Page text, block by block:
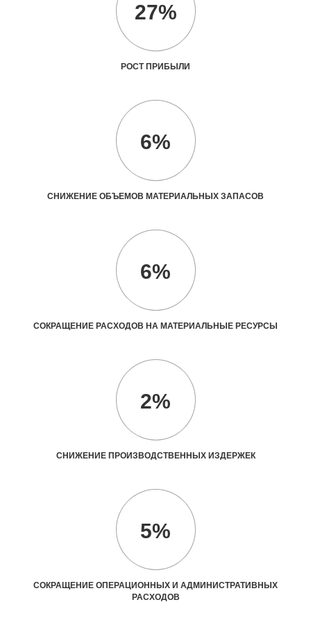
27%
РОСТ ПРИБЫЛИ
6%
СНИЖЕНИЕ ОБЪЕМОВ МАТЕРИАЛЬНЫХ ЗАПАСОВ
6%
СОКРАЩЕНИЕ РАСХОДОВ НА МАТЕРИАЛЬНЫЕ РЕСУРСЫ
2%
СНИЖЕНИЕ ПРОИЗВОДСТВЕННЫХ ИЗДЕРЖЕК
5%
СОКРАЩЕНИЕ ОПЕРАЦИОННЫХ И АДМИНИСТРАТИВНЫХ
РАСХОДОВ